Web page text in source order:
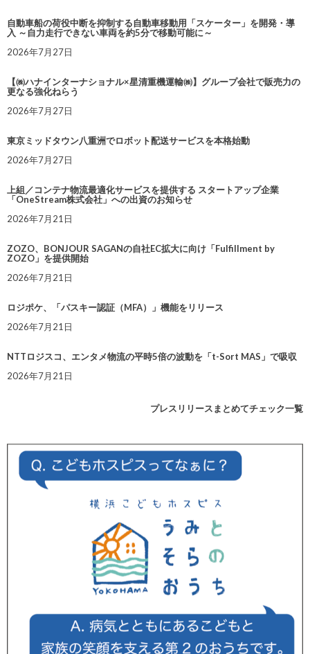
自動車船の荷役中断を抑制する自動車移動用「スケーター」を開発・導
入 ～自力走行できない車両を約5分で移動可能に～
2026年7月27日
【㈱ハナインターナショナル×星清重機運輸㈱】グループ会社で販売力の
更なる強化ねらう
2026年7月27日
東京ミッドタウン八重洲でロボット配送サービスを本格始動
2026年7月27日
上組／コンテナ物流最適化サービスを提供する スタートアップ企業
「OneStream株式会社」への出資のお知らせ
2026年7月21日
ZOZO、BONJOUR SAGANの自社EC拡大に向け「Fulfillment by
ZOZO」を提供開始
2026年7月21日
ロジポケ、「パスキー認証（MFA）」機能をリリース
2026年7月21日
NTTロジスコ、エンタメ物流の平時5倍の波動を「t-Sort MAS」で吸収
2026年7月21日
プレスリリースまとめてチェック一覧